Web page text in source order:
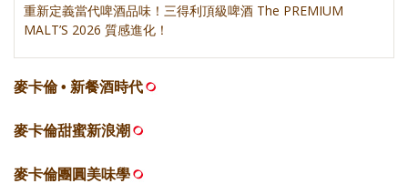
重新定義當代啤酒品味！三得利頂級啤酒 The PREMIUM
MALT’S 2026 質感進化！
麥卡倫 • 新餐酒時代
麥卡倫甜蜜新浪潮
麥卡倫團圓美味學